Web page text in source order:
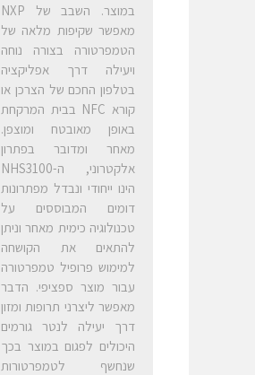
במוצר. השבב של NXP
מאפשר שקיפות מלאה של
הטמפרטורה בצורה נוחה
ויעילה דרך אפליקציה
בטלפון החכם של הצרכן או
קורא NFC בבית המרקחת
באופן מאובטח ומוצפן.
מאחר ומדובר בפתרון
אלקטרוני, ה-NHS3100
הינו ייחודי ונבדל מפתרונות
דומים המבוססים על
טכנולוגיה כימית מאחר וניתן
להתאים את הקושחה
למימוש פרופיל טמפרטורה
עבור מוצר ספציפי. הדבר
מאפשר ליצרני תרופות ומזון
דרך יעילה לנטר גורמים
היכולים לפגום במוצר בכך
שנחשף לטמפרטורות